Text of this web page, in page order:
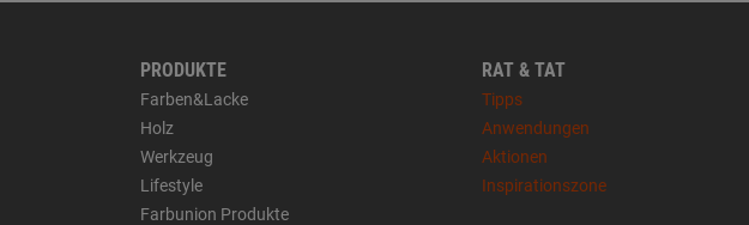
PRODUKTE
Farben&Lacke
Holz
Werkzeug
Lifestyle
Farbunion Produkte
RAT & TAT
Tipps
Anwendungen
Aktionen
Inspirationszone